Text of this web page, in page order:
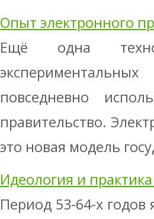
Опыт электронного
Ещё одна
повседневно
правительство.
это новая модель
Идеология и
Период 53-64-х